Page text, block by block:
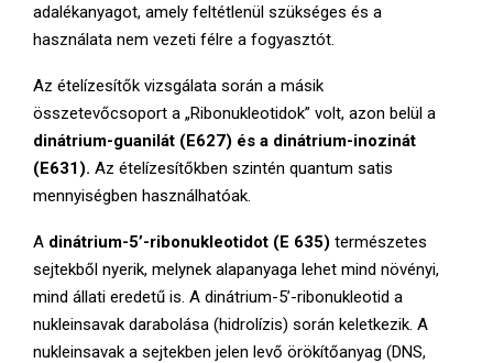
adalékanyagot, amely feltétlenül szükséges és a
használata nem vezeti félre a fogyasztót.
Az ételízesítők vizsgálata során a másik
összetevőcsoport a „Ribonukleotidok” volt, azon belül a
dinátrium-guanilát (E627) és a dinátrium-inozinát
(E631). Az ételízesítőkben szintén quantum satis
mennyiségben használhatóak.
A dinátrium-5’-ribonukleotidot (E 635) természetes
sejtekből nyerik, melynek alapanyaga lehet mind növényi,
mind állati eredetű is. A dinátrium-5’-ribonukleotid a
nukleinsavak darabolása (hidrolízis) során keletkezik. A
nukleinsavak a sejtekben jelen levő örökítőanyag (DNS,